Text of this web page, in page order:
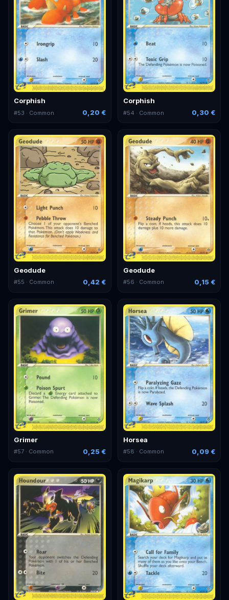
Corphish
#53 · Common 0,20 €
Corphish
#54 · Common 0,30 €
Geodude
#55 · Common 0,42 €
Geodude
#56 · Common 0,15 €
Grimer
#57 · Common 0,25 €
Horsea
#58 · Common 0,09 €